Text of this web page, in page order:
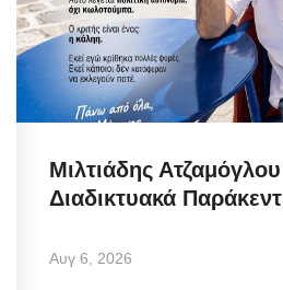
Μιλτιάδης
Διαδικτυακά
Αυγ 6, 2026